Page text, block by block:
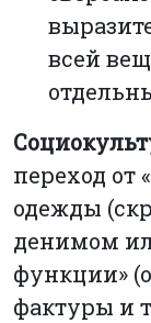
всей
переход от
одежды
денимом
функции»
фактуры и